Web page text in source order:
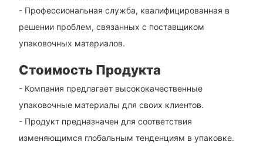
- Профессиональная служба, квалифицированная в
решении проблем, связанных с поставщиком
упаковочных материалов.
Стоимость Продукта
- Компания предлагает высококачественные
упаковочные материалы для своих клиентов.
- Продукт предназначен для соответствия
изменяющимся глобальным тенденциям в упаковке.